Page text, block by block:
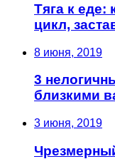
Тяга к еде:
цикл,
8 июня, 2019
3
близкими
3 июня, 2019